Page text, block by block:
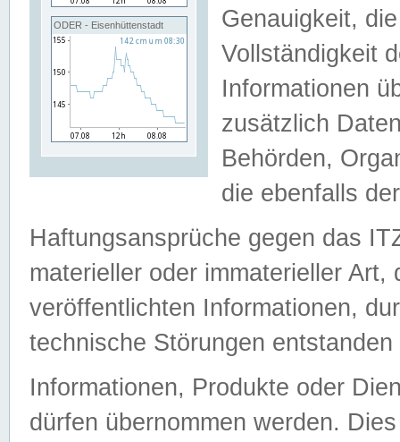
ODER - Eisenhüttenstadt
Genauigkeit,
Vollständigkeit
Informationen
zusätzlich
Behörden,
die ebenfalls
Haftungsansprüche gegen das
materieller oder immaterieller
veröffentlichten Informationen,
technische Störungen
Informationen, Produkte oder
dürfen übernommen werden.